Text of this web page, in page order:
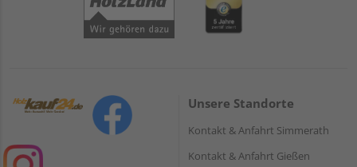
Unsere Standorte
Kontakt & Anfahrt Simmerath
Kontakt & Anfahrt Gießen